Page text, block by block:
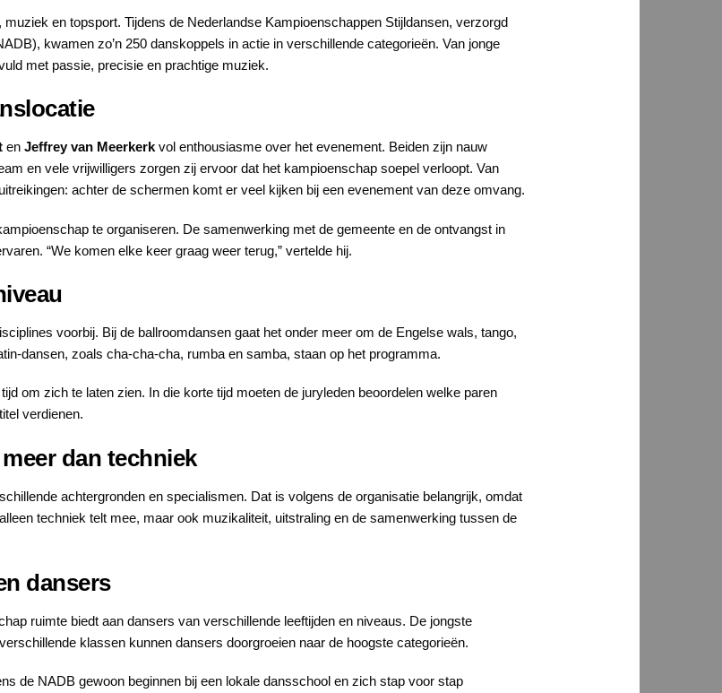
en topsport. Tijdens de Nederlandse Kampioenschappen Stijldansen, verzorgd
kwamen zo’n 250 danskoppels in actie in verschillende categorieën. Van jonge
met passie, precisie en prachtige muziek.
en Jeffrey van Meerkerk vol enthousiasme over het evenement. Beiden zijn nauw
en vele vrijwilligers zorgen zij ervoor dat het kampioenschap soepel verloopt. Van
achter de schermen komt er veel kijken bij een evenement van deze omvang.
te organiseren. De samenwerking met de gemeente en de ontvangst in
“We komen elke keer graag weer terug,” vertelde hij.
voorbij. Bij de ballroomdansen gaat het onder meer om de Engelse wals, tango,
dansen, zoals cha-cha-cha, rumba en samba, staan op het programma.
om zich te laten zien. In die korte tijd moeten de juryleden beoordelen welke paren
verdienen.
dan techniek
achtergronden en specialismen. Dat is volgens de organisatie belangrijk, omdat
techniek telt mee, maar ook muzikaliteit, uitstraling en de samenwerking tussen de
dansers
ruimte biedt aan dansers van verschillende leeftijden en niveaus. De jongste
klassen kunnen dansers doorgroeien naar de hoogste categorieën.
de NADB gewoon beginnen bij een lokale dansschool en zich stap voor stap